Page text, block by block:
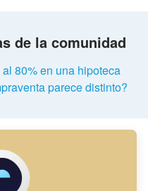
de la comunidad
80% en una hipoteca
parece distinto?